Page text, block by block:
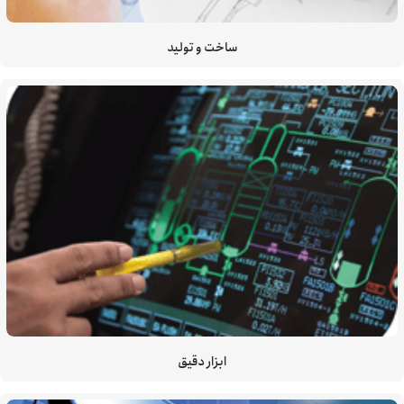
ساخت و تولید
ابزار دقیق